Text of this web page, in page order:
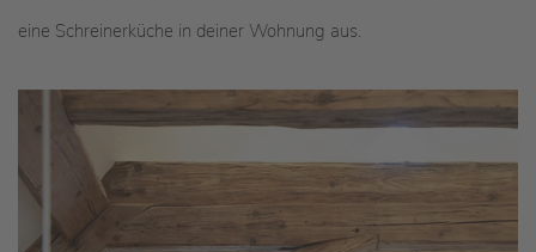
eine Schreinerküche in deiner Wohnung aus.